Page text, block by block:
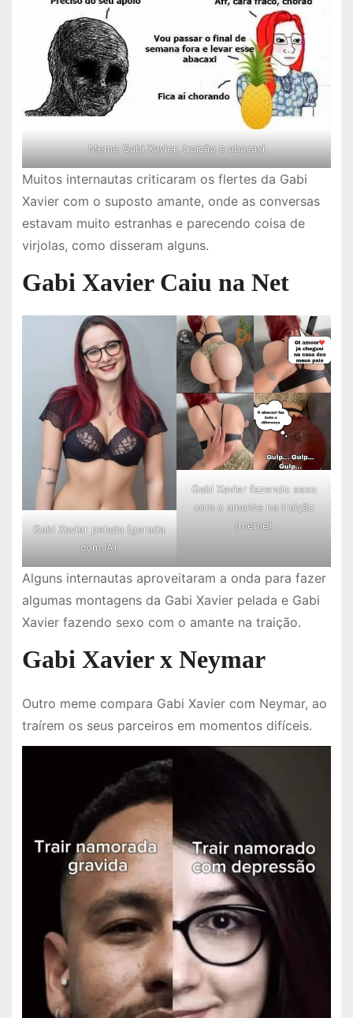
Meme Gabi Xavier, traição e abacaxi
Muitos internautas criticaram os flertes da Gabi
Xavier com o suposto amante, onde as conversas
estavam muito estranhas e parecendo coisa de
virjolas, como disseram alguns.
Gabi Xavier Caiu na Net
Gabi Xavier pelada (gerada
com IA)
Gabi Xavier fazendo sexo
com o amante na traição
(meme)
Alguns internautas aproveitaram a onda para fazer
algumas montagens da Gabi Xavier pelada e Gabi
Xavier fazendo sexo com o amante na traição.
Gabi Xavier x Neymar
Outro meme compara Gabi Xavier com Neymar, ao
traírem os seus parceiros em momentos difíceis.